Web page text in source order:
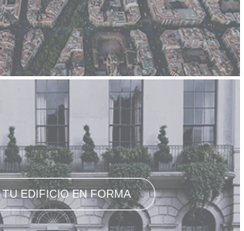
TU EDIFICIO EN FORMA